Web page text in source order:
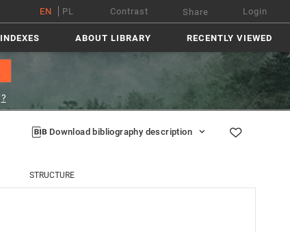
EN PL Contrast Share Login
INDEXES ABOUT LIBRARY RECENTLY VIEWED
?
Download bibliography description
STRUCTURE